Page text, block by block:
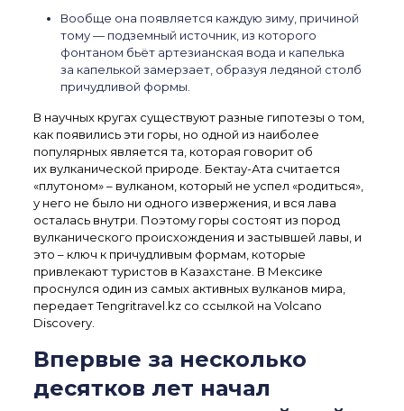
Вообще она появляется каждую зиму, причиной
тому — подземный источник, из которого
фонтаном бьёт артезианская вода и капелька
за капелькой замерзает, образуя ледяной столб
причудливой формы.
В научных кругах существуют разные гипотезы о том,
как появились эти горы, но одной из наиболее
популярных является та, которая говорит об
их вулканической природе. Бектау-Ата считается
«плутоном» – вулканом, который не успел «родиться»,
у него не было ни одного извержения, и вся лава
осталась внутри. Поэтому горы состоят из пород
вулканического происхождения и застывшей лавы, и
это – ключ к причудливым формам, которые
привлекают туристов в Казахстане. В Мексике
проснулся один из самых активных вулканов мира,
передает Tengritravel.kz со ссылкой на Volcano
Discovery.
Впервые за несколько
десятков лет начал